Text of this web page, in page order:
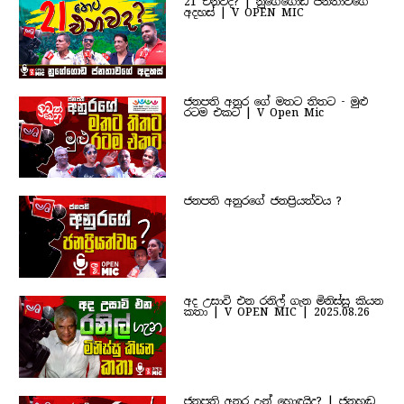
අදහස් | V OPEN MIC
ජනපති අනුර ගේ මතට තිතට - මුළු
රටම එකට | V Open Mic
ජනපති අනුරගේ ජනප්‍රියත්වය ?
අද උසාවි එන රනිල් ගැන මිනිස්සු කියන
කතා | V OPEN MIC | 2025.08.26
ජනපති අනුර දැන් හොඳයිද? | ජනහඬ